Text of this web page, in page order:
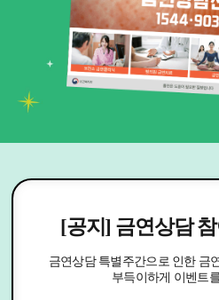
[공지] 금연상담
금연상담 특별주간으로 인한 금
부득이하게 이벤트